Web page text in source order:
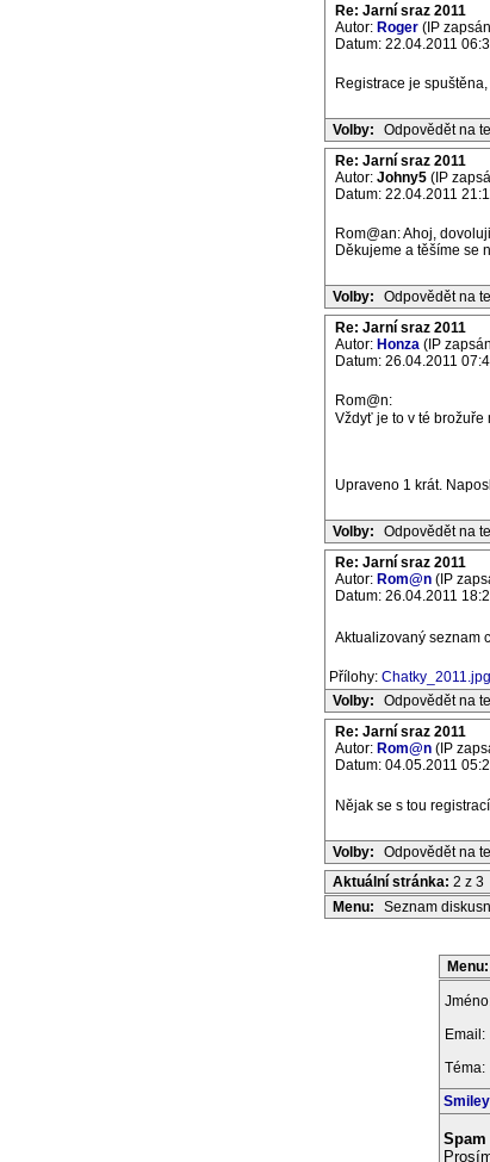
Re: Jarní sraz 2011
Autor: Roger (IP
Datum: 22.04.2011
Registrace je
Volby: Odpovědět na
Re: Jarní sraz 2011
Autor: Johny5 (IP
Datum: 22.04.2011
Rom@an: Ahoj,
Děkujeme a těšíme se
Volby: Odpovědět na
Re: Jarní sraz 2011
Autor: Honza (IP
Datum: 26.04.2011
Rom@n:
Vždyť je to v té brožuře
Upraveno 1 krát.
Volby: Odpovědět na
Re: Jarní sraz 2011
Autor: Rom@n (IP
Datum: 26.04.2011
Aktualizovaný seznam
Přílohy:
Volby:
Odpovědět na
Re: Jarní sraz 2011
Autor: Rom@n (IP
Datum: 04.05.2011
Nějak se s tou
Volby: Odpovědět na
Aktuální stránka: 2 z 3
Menu: Seznam
Menu:
Email:
Téma:
Spam